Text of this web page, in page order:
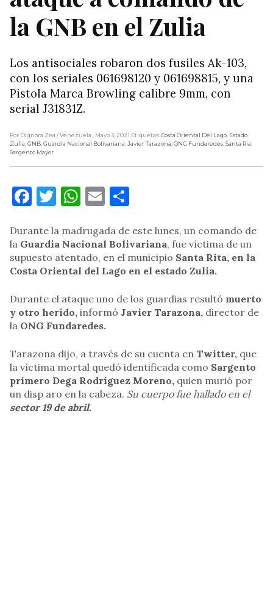
la GNB en el Zulia
Los antisociales robaron dos fusiles Ak-103,
con los seriales 061698120 y 061698815, y una
Pistola Marca Browling calibre 9mm, con
serial J31831Z.
Por Dignora Zea / Venezuela , Mayo 3, 2021 Etiquetas:Costa Oriental Del Lago, Estado
Zulia,GNB,Guardia Nacional Bolivariana,Javier Tarazona,ONG Fundaredes,Santa Ria,
Sargento Mayor
Facebook
Twitter
WhatsApp
Email
Durante la madrugada de este lunes, un comando de
la Guardia Nacional Bolivariana, fue víctima de un
supuesto atentado, en el municipio Santa Rita, en la
Costa Oriental del Lago en el estado Zulia.
Durante el ataque uno de los guardias resultó muerto
y otro herido, informó Javier Tarazona, director de
la ONG Fundaredes.
Tarazona dijo, a través de su cuenta en Twitter, que
la víctima mortal quedó identificada como Sargento
primero Dega Rodríguez Moreno, quien murió por
un disp aro en la cabeza. Su cuerpo fue hallado en el
sector 19 de abril.